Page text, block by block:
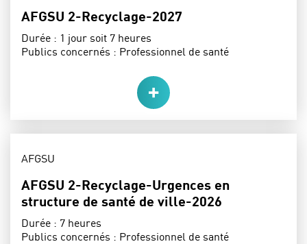
AFGSU 2-Recyclage-2027
Durée : 1 jour soit 7 heures
Publics concernés : Professionnel de santé
THÈME :
AFGSU
AFGSU 2-Recyclage-Urgences en
structure de santé de ville-2026
Durée : 7 heures
Publics concernés : Professionnel de santé